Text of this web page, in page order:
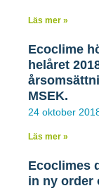
Läs mer »
Ecoclime
helåret
MSEK.
24 oktober
Läs mer »
Ecoclimes
in ny order
den
totalt cirka
ett eget
grunden
samband
uppnåtts
familjen